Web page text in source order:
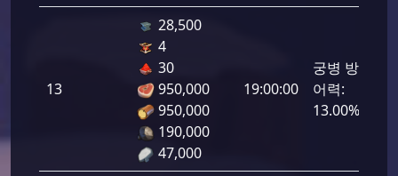
13
28,500
4
30
950,000
950,000
190,000
47,000
19:00:00
궁병 방
어력:
13.00%